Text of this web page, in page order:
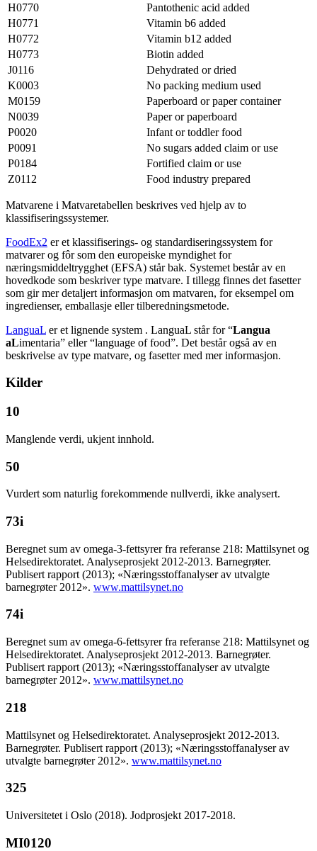
H0770
Pantothenic acid added
H0771
Vitamin b6 added
H0772
Vitamin b12 added
H0773
Biotin added
J0116
Dehydrated or dried
K0003
No packing medium used
M0159
Paperboard or paper container
N0039
Paper or paperboard
P0020
Infant or toddler food
P0091
No sugars added claim or use
P0184
Fortified claim or use
Z0112
Food industry prepared
Matvarene i Matvaretabellen beskrives ved hjelp av to
klassifiseringssystemer.
FoodEx2 er et klassifiserings- og standardiseringssystem for
matvarer og fôr som den europeiske myndighet for
næringsmiddeltrygghet (EFSA) står bak. Systemet består av en
hovedkode som beskriver type matvare. I tillegg finnes det fasetter
som gir mer detaljert informasjon om matvaren, for eksempel om
ingredienser, emballasje eller tilberedningsmetode.
LanguaL er et lignende system . LanguaL står for “Langua
aLimentaria” eller “language of food”. Det består også av en
beskrivelse av type matvare, og fasetter med mer informasjon.
Kilder
10
Manglende verdi, ukjent innhold.
50
Vurdert som naturlig forekommende nullverdi, ikke analysert.
73i
Beregnet sum av omega-3-fettsyrer fra referanse 218: Mattilsynet og
Helsedirektoratet. Analyseprosjekt 2012-2013. Barnegrøter.
Publisert rapport (2013); «Næringsstoffanalyser av utvalgte
barnegrøter 2012». www.mattilsynet.no
74i
Beregnet sum av omega-6-fettsyrer fra referanse 218: Mattilsynet og
Helsedirektoratet. Analyseprosjekt 2012-2013. Barnegrøter.
Publisert rapport (2013); «Næringsstoffanalyser av utvalgte
barnegrøter 2012». www.mattilsynet.no
218
Mattilsynet og Helsedirektoratet. Analyseprosjekt 2012-2013.
Barnegrøter. Publisert rapport (2013); «Næringsstoffanalyser av
utvalgte barnegrøter 2012». www.mattilsynet.no
325
Universitetet i Oslo (2018). Jodprosjekt 2017-2018.
MI0120